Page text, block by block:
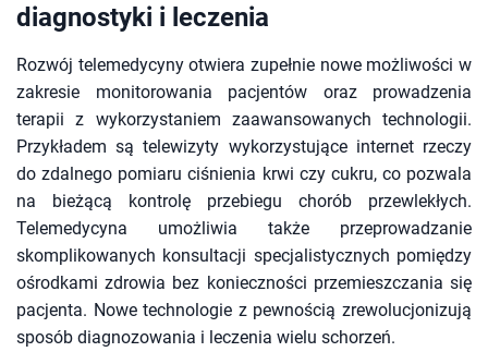
diagnostyki i leczenia
Rozwój telemedycyny otwiera zupełnie nowe możliwości w
zakresie monitorowania pacjentów oraz prowadzenia
terapii z wykorzystaniem zaawansowanych technologii.
Przykładem są telewizyty wykorzystujące internet rzeczy
do zdalnego pomiaru ciśnienia krwi czy cukru, co pozwala
na bieżącą kontrolę przebiegu chorób przewlekłych.
Telemedycyna umożliwia także przeprowadzanie
skomplikowanych konsultacji specjalistycznych pomiędzy
ośrodkami zdrowia bez konieczności przemieszczania się
pacjenta. Nowe technologie z pewnością zrewolucjonizują
sposób diagnozowania i leczenia wielu schorzeń.